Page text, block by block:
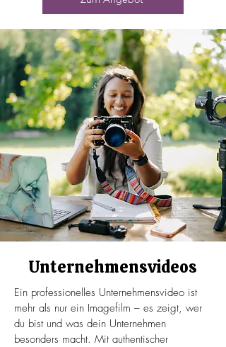
Unternehmensvideos
Ein professionelles Unternehmensvideo ist
mehr als nur ein Imagefilm – es zeigt, wer
du bist und was dein Unternehmen
besonders macht. Mit authentischer